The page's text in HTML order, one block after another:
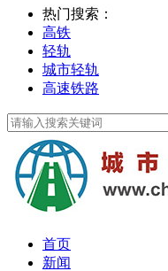
热门搜索：
高铁
轻轨
城市轻轨
高速铁路
首页
新闻